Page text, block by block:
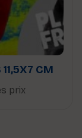
CM
prix